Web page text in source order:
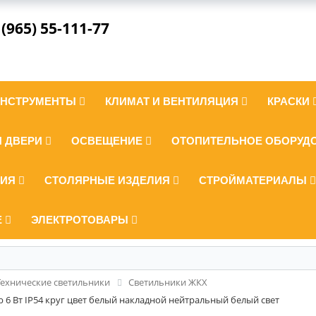
55-111-77
КЛИМАТ И ВЕНТИЛЯЦИЯ КРАСКИ
ДВЕРИ ОСВЕЩЕНИЕ ОТОПИТЕЛЬНОЕ
СТОЛЯРНЫЕ ИЗДЕЛИЯ СТРОЙМАТЕРИАЛЫ
ЭЛЕКТРОТОВАРЫ
светильники
Светильники ЖКХ
Вт IP54 круг цвет белый накладной нейтральный белый свет